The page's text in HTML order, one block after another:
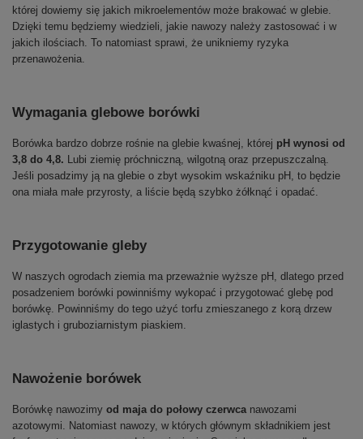
której dowiemy się jakich mikroelementów może brakować w glebie.
Dzięki temu będziemy wiedzieli, jakie nawozy należy zastosować i w
jakich ilościach. To natomiast sprawi, że unikniemy ryzyka
przenawożenia.
Wymagania glebowe borówki
Borówka bardzo dobrze rośnie na glebie kwaśnej, której pH wynosi od
3,8 do 4,8. Lubi ziemię próchniczną, wilgotną oraz przepuszczalną.
Jeśli posadzimy ją na glebie o zbyt wysokim wskaźniku pH, to będzie
ona miała małe przyrosty, a liście będą szybko żółknąć i opadać.
Przygotowanie gleby
W naszych ogrodach ziemia ma przeważnie wyższe pH, dlatego przed
posadzeniem borówki powinniśmy wykopać i przygotować glebę pod
borówkę. Powinniśmy do tego użyć torfu zmieszanego z korą drzew
iglastych i gruboziarnistym piaskiem.
Nawożenie borówek
Borówkę nawozimy od maja do połowy czerwca nawozami
azotowymi. Natomiast nawozy, w których głównym składnikiem jest